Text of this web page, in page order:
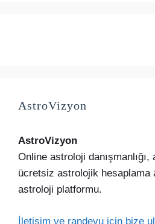
AstroVizyon
AstroVizyon
Online astroloji
ücretsiz astrolojik hesaplama
astroloji platformu.
İletişim ve randevu için bize